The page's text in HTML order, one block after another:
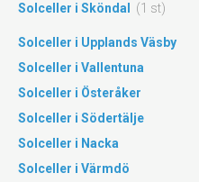
Solceller i Sköndal
(1 st)
Solceller i Upplands Väsby
Solceller i Vallentuna
Solceller i Österåker
Solceller i Södertälje
Solceller i Nacka
Solceller i Värmdö